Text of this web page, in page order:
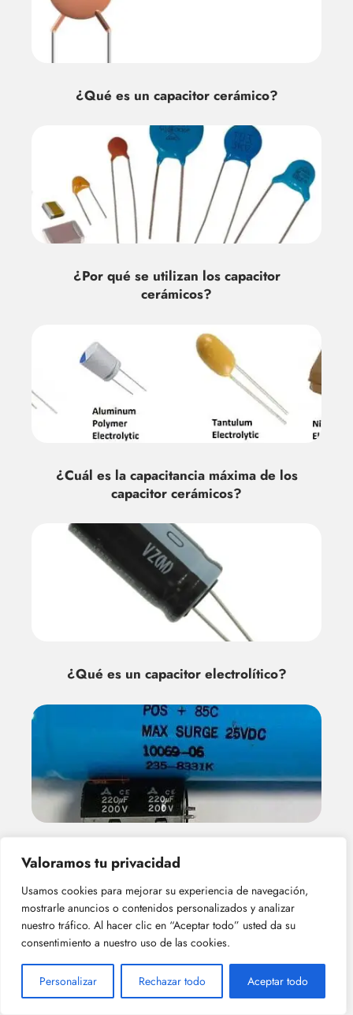
Valoramos tu privacidad
Usamos cookies para mejorar su experiencia de navegación,
mostrarle anuncios o contenidos personalizados y analizar
nuestro tráfico. Al hacer clic en “Aceptar todo” usted da su
consentimiento a nuestro uso de las cookies.
Personalizar Rechazar todo Aceptar todo
¿Qué es un capacitor cerámico?
¿Por qué se utilizan los capacitor
cerámicos?
¿Cuál es la capacitancia máxima de los
capacitor cerámicos?
¿Qué es un capacitor electrolítico?
¿cuáles son las principales ventajas de
los capacitor electrolíticos?
Deja una respuesta